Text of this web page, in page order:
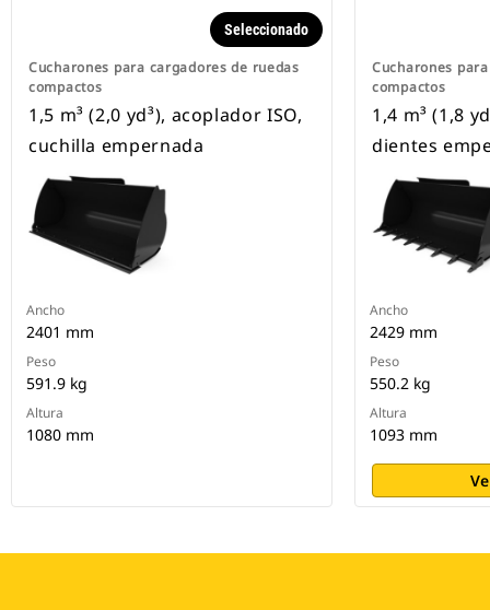
Cucharones para cargadores de ruedas
compactos
Seleccionado
1,5 m³ (2,0 yd³), acoplador ISO,
cuchilla empernada
Ancho
2401 mm
Peso
591.9 kg
Altura
1080 mm
Cucharones
compactos
1,4 m³ (1,8
dientes
Ancho
2429 mm
Peso
550.2 kg
Altura
1093 mm